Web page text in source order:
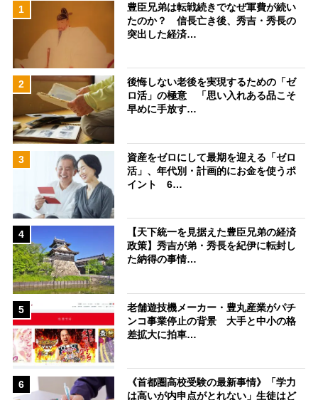
1
豊臣兄弟は転戦続きでなぜ軍費が続い
たのか？ 信長亡き後、秀吉・秀長の
突出した経済…
2
後悔しない老後を実現するための「ゼ
ロ活」の極意 「思い入れある品こそ
早めに手放す…
3
資産をゼロにして最期を迎える「ゼロ
活」、年代別・計画的にお金を使うポ
イント 6…
4
【天下統一を見据えた豊臣兄弟の経済
政策】秀吉が弟・秀長を紀伊に転封し
た納得の事情…
5
老舗遊技機メーカー・豊丸産業がパチ
ンコ事業停止の背景 大手と中小の格
差拡大に拍車…
6
《首都圏高校受験の最新事情》「学力
は高いが内申点がとれない」生徒はど